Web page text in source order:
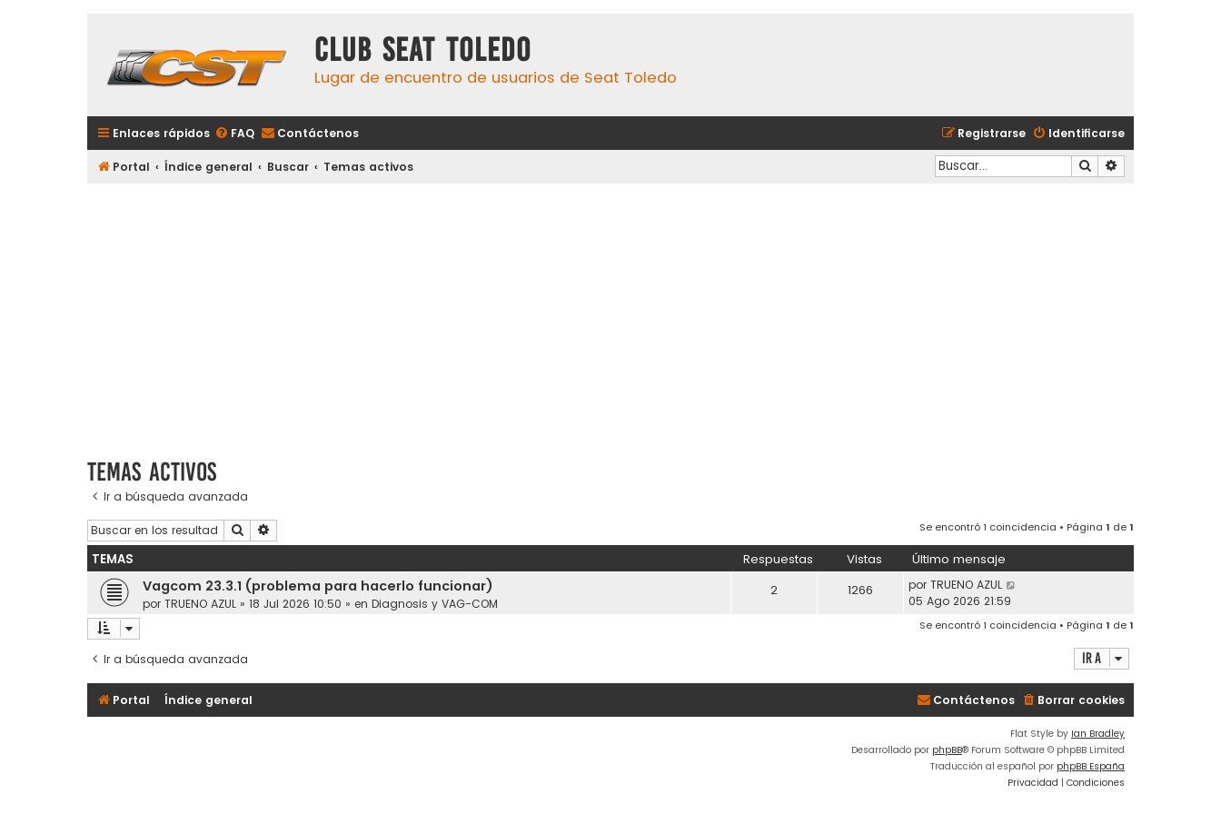
Club Seat Toledo
Lugar de encuentro de usuarios de Seat Toledo
Enlaces rápidos FAQ Contáctenos Identificarse
Registrarse
Portal Índice general Buscar Temas activos Buscar
Temas activos
Ir a búsqueda avanzada
Buscar Se encontró 1 coincidencia • Página 1 de1
TEMAS Respuestas Vistas Último mensaje
Vagcom 23.3.1 (problema para hacerlo funcionar)
por TRUENO AZUL » 18 Jul 2026 10:50 » en Diagnosis y VAG-COM
2 1266 por TRUENO AZUL
05 Ago 2026 21:59
Se encontró 1 coincidencia • Página 1 de1
Ir a búsqueda avanzada Ir a
Portal Índice general Borrar cookies
Contáctenos
Flat Style by Ian Bradley
Desarrollado por phpBB® Forum Software © phpBB Limited
Traducción al español por phpBB España
Privacidad | Condiciones